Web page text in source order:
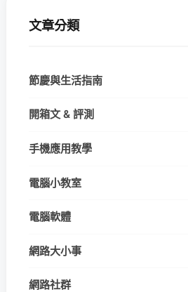
文章分類
節慶與生活指南
開箱文 & 評測
手機應用教學
電腦小教室
電腦軟體
網路大小事
網路社群